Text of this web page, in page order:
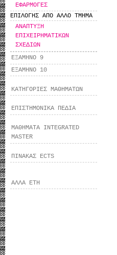
ΕΦΑΡΜΟΓΕΣ
ΕΠΙΛΟΓΗΣ ΑΠΟ ΑΛΛΟ ΤΜΗΜΑ
ΑΝΑΠΤΥΞΗ
ΕΠΙΧΕΙΡΗΜΑΤΙΚΩΝ
ΣΧΕΔΙΩΝ
ΕΞΑΜΗΝΟ 9
ΕΞΑΜΗΝΟ 10
ΚΑΤΗΓΟΡΙΕΣ ΜΑΘΗΜΑΤΩΝ
ΕΠΙΣΤΗΜΟΝΙΚΑ ΠΕΔΙΑ
ΜΑΘΗΜΑΤΑ INTEGRATED
MASTER
ΠΙΝΑΚΑΣ ECTS
ΑΛΛΑ ΕΤΗ